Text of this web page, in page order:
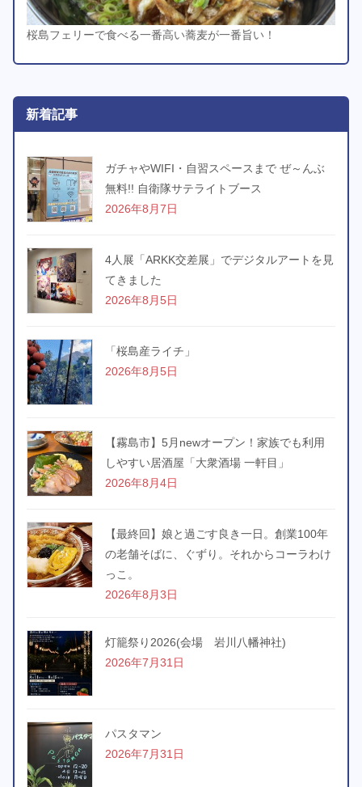
桜島フェリーで食べる一番高い蕎麦が一番旨い！
新着記事
ガチャやWIFI・自習スペースまで ぜ～んぶ
無料!! 自衛隊サテライトブース
2026年8月7日
4人展「ARKK交差展」でデジタルアートを見
てきました
2026年8月5日
「桜島産ライチ」
2026年8月5日
【霧島市】5月newオープン！家族でも利用
しやすい居酒屋「大衆酒場 一軒目」
2026年8月4日
【最終回】娘と過ごす良き一日。創業100年
の老舗そばに、ぐずり。それからコーラわけ
っこ。
2026年8月3日
灯籠祭り2026(会場 岩川八幡神社)
2026年7月31日
パスタマン
2026年7月31日